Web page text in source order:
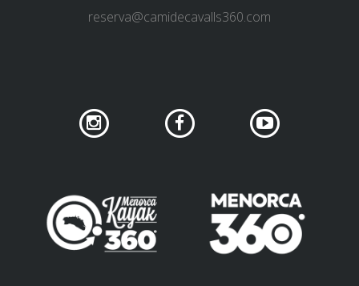
reserva@camidecavalls360.com